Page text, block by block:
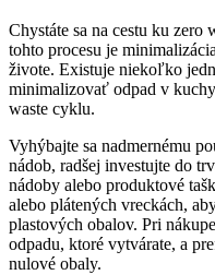
Chystáte sa na cestu ku
tohto procesu je
živote. Existuje niekoľko
minimalizovať odpad v
waste cyklu.
Vyhýbajte sa nadmernému
nádob, radšej investujte do
nádoby alebo produktové
alebo plátených vreckách,
plastových obalov. Pri
odpadu, ktoré vytvárate, a
nulové obaly.